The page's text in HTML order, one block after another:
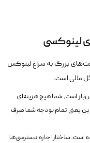
لینوکسی
بزرگ به سراغ لینوکس
مالی است.
است، شما هیچ هزینه‌ای
یعنی تمام بودجه شما صرف
ساختار اجازه دسترسی‌ها